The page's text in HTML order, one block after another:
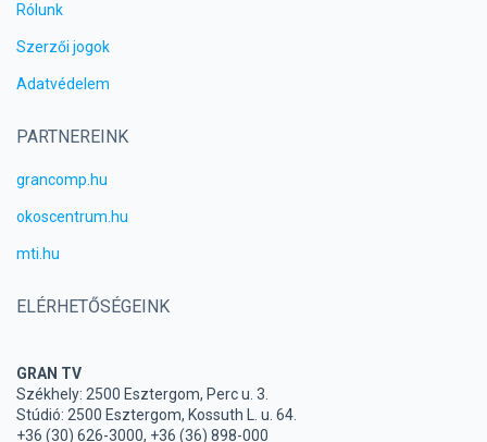
Rólunk
Szerzői jogok
Adatvédelem
PARTNEREINK
grancomp.hu
okoscentrum.hu
mti.hu
ELÉRHETŐSÉGEINK
GRAN TV
Székhely: 2500 Esztergom, Perc u. 3.
Stúdió: 2500 Esztergom, Kossuth L. u. 64.
+36 (30) 626-3000, +36 (36) 898-000